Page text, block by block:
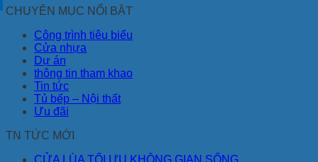
CHUYÊN MỤC NỔI BẬT
Công trình tiêu biểu
Cửa nhựa
Dự án
thông tin tham khao
Tin tức
Tủ bếp – Nội thất
Ưu đãi
TN TỨC MỚI